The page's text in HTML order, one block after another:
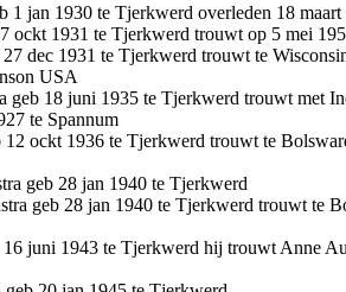
1 jan 1930 te Tjerkwerd overleden 18 maart
ockt 1931 te Tjerkwerd trouwt op 5 mei
27 dec 1931 te Tjerkwerd trouwt te
USA
geb 18 juni 1935 te Tjerkwerd trouwt met
te Spannum
12 ockt 1936 te Tjerkwerd trouwt te
geb 28 jan 1940 te Tjerkwerd
geb 28 jan 1940 te Tjerkwerd trouwt te
16 juni 1943 te Tjerkwerd hij trouwt Anne